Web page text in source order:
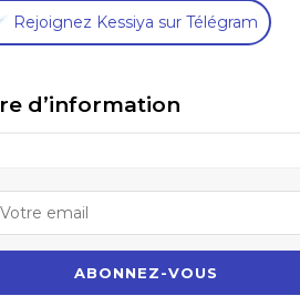
Rejoignez Kessiya sur Télégram
d’information